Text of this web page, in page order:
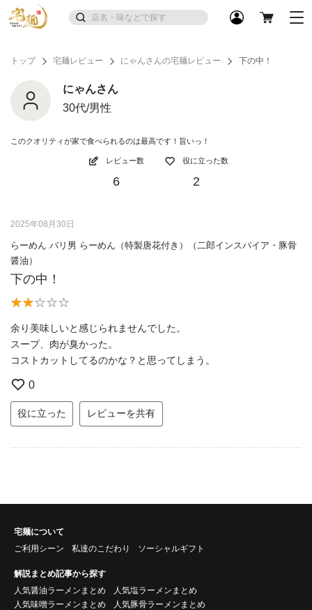
トップ 宅麺レビュー にゃんさんの宅麺レビュー 下の中！
にゃんさん
30代/男性
このクオリティが家で食べられるのは最高です！旨いっ！
レビュー数
6
役に立った数
2
2025年08月30日
らーめん バリ男 らーめん（特製唐花付き）（二郎インスパイア・豚骨
醤油）
下の中！
余り美味しいと感じられませんでした。
スープ、肉が臭かった。
コストカットしてるのかな？と思ってしまう。
0
役に立った レビューを共有
宅麺について
ご利用シーン
私達のこだわり ソーシャルギフト
解説まとめ記事から探す
人気醤油ラーメンまとめ
人気塩ラーメンまとめ
人気味噌ラーメンまとめ
人気豚骨ラーメンまとめ